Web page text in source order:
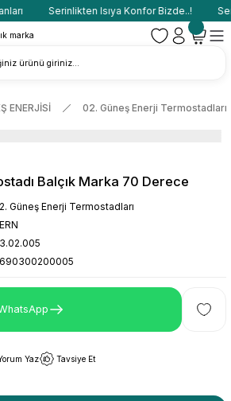
Serinlikten Isıya Konfor Bizde..!
ENERJİSİ 02. Güneş Enerji Termostadları
Balçık Marka 70 Derece
Güneş Enerji Termostadları
Yaz Tavsiye Et